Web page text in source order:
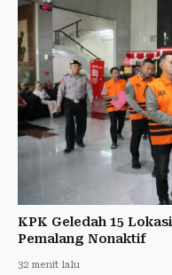
KPK Geledah 15
Pemalang Nonaktif
32 menit lalu